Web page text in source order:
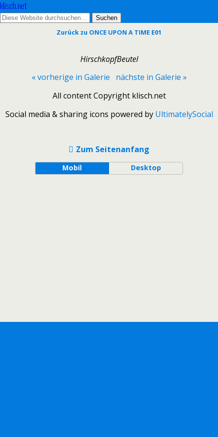
klisch.net
Zurück zu ONCE UPON A TIME E01
HirschkopfBeutel
« vorherige in Galerie
nächste in Galerie »
All content Copyright klisch.net
Social media & sharing icons powered by UltimatelySocial
Zum Seitenanfang
Mobil Desktop